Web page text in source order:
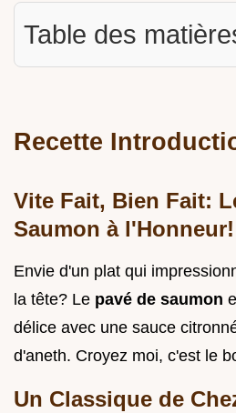
Table des
Recette
Vite Fait, Bien Fait:
Saumon à l'Honneur!
Envie d'un plat qui
la tête? Le pavé de saumon
délice avec une sauce
d'aneth. Croyez moi, c'est le
Un Classique de